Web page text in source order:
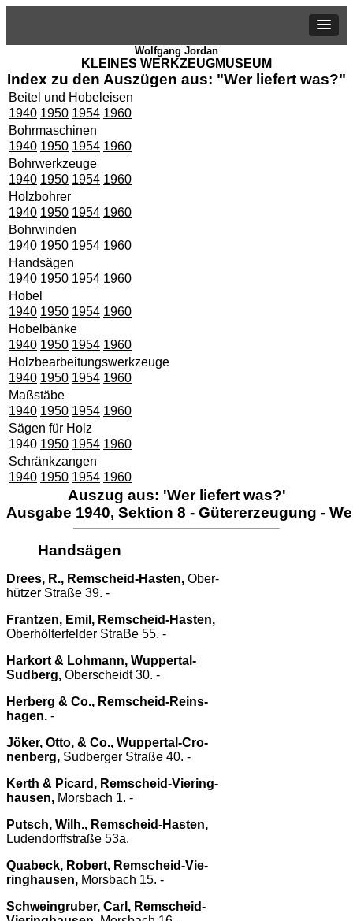
Wolfgang Jordan
KLEINES WERKZEUGMUSEUM
Index zu den Auszügen aus: "Wer liefert was?"
Beitel und Hobeleisen
1940 1950 1954 1960
Bohrmaschinen
1940 1950 1954 1960
Bohrwerkzeuge
1940 1950 1954 1960
Holzbohrer
1940 1950 1954 1960
Bohrwinden
1940 1950 1954 1960
Handsägen
1940 1950 1954 1960
Hobel
1940 1950 1954 1960
Hobelbänke
1940 1950 1954 1960
Holzbearbeitungswerkzeuge
1940 1950 1954 1960
Maßstäbe
1940 1950 1954 1960
Sägen für Holz
1940 1950 1954 1960
Schränkzangen
1940 1950 1954 1960
Auszug aus: 'Wer liefert was?'
Ausgabe 1940, Sektion 8 - Gütererzeugung -
Handsägen
Drees, R., Remscheid-Hasten, Ober-
hützer Straße 39. -
Frantzen, Emil, Remscheid-Hasten,
Oberhölterfelder StraBe 55. -
Harkort & Lohmann, Wuppertal-
Sudberg, Oberscheidt 30. -
Herberg & Co., Remscheid-Reins-
hagen. -
Jöker, Otto, & Co., Wuppertal-Cro-
nenberg, Sudberger Straße 40. -
Kerth & Picard, Remscheid-Viering-
hausen, Morsbach 1. -
Putsch, Wilh., Remscheid-Hasten,
Ludendorffstraße 53a.
Quabeck, Robert, Remscheid-Vie-
ringhausen, Morsbach 15. -
Schweingruber, Carl, Remscheid-